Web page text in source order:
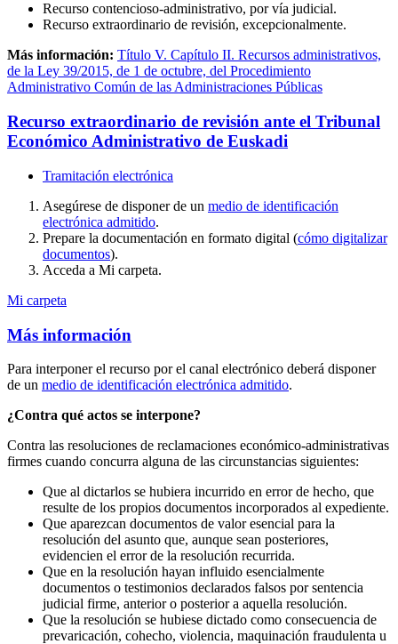
Recurso contencioso-administrativo, por vía judicial.
Recurso extraordinario de revisión, excepcionalmente.
Más información: Título V. Capítulo II. Recursos administrativos,
de la Ley 39/2015, de 1 de octubre, del Procedimiento
Administrativo Común de las Administraciones Públicas
Recurso extraordinario de revisión ante el Tribunal
Económico Administrativo de Euskadi
Tramitación electrónica
Asegúrese de disponer de un medio de identificación
electrónica admitido.
Prepare la documentación en formato digital (cómo digitalizar
documentos).
Acceda a Mi carpeta.
Mi carpeta
Más información
Para interponer el recurso por el canal electrónico deberá disponer
de un medio de identificación electrónica admitido.
¿Contra qué actos se interpone?
Contra las resoluciones de reclamaciones económico-administrativas
firmes cuando concurra alguna de las circunstancias siguientes:
Que al dictarlos se hubiera incurrido en error de hecho, que
resulte de los propios documentos incorporados al expediente.
Que aparezcan documentos de valor esencial para la
resolución del asunto que, aunque sean posteriores,
evidencien el error de la resolución recurrida.
Que en la resolución hayan influido esencialmente
documentos o testimonios declarados falsos por sentencia
judicial firme, anterior o posterior a aquella resolución.
Que la resolución se hubiese dictado como consecuencia de
prevaricación, cohecho, violencia, maquinación fraudulenta u